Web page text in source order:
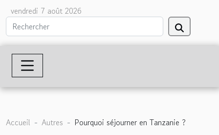
vendredi 7 août 2026
Accueil Autres Pourquoi séjourner en Tanzanie ?